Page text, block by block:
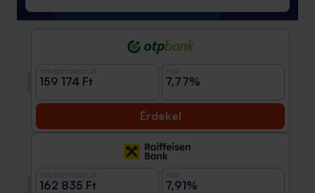
159 174 Ft 7,77%
Érdekel
162 835 Ft 7,91%